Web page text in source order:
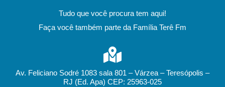
Tudo que você procura tem aqui!
Faça você também parte da Família Terê Fm
Av. Feliciano Sodré 1083 sala 801 – Várzea – Teresópolis –
RJ (Ed. Apa) CEP: 25963-025